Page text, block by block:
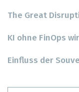
The Great
KI ohne FinOps
Einfluss der